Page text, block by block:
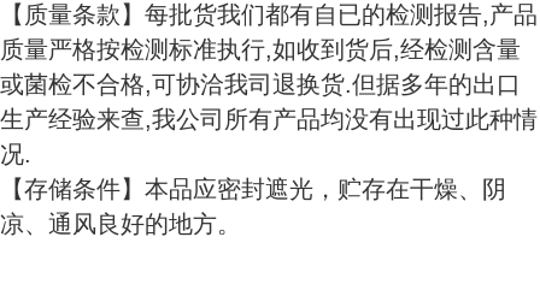
【质量条款】每批货我们都有自已的检测报告,产品
质量严格按检测标准执行,如收到货后,经检测含量
或菌检不合格,可协洽我司退换货.但据多年的出口
生产经验来查,我公司所有产品均没有出现过此种情
况.
【存储条件】本品应密封遮光，贮存在干燥、阴
凉、通风良好的地方。